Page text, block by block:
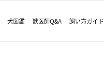
犬図鑑 獣医師Q&A 飼い方ガイド